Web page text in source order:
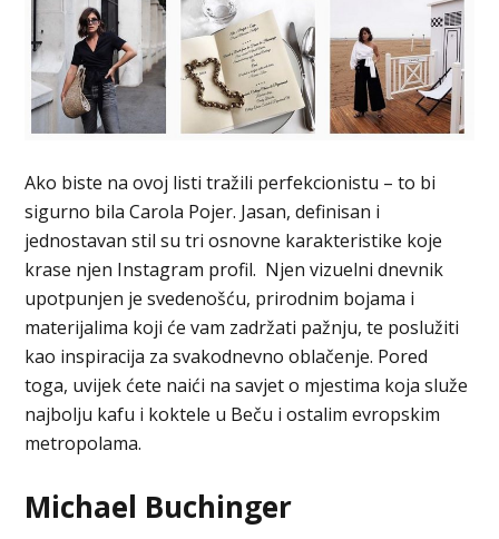
Ako biste na ovoj listi tražili perfekcionistu – to bi
sigurno bila Carola Pojer. Jasan, definisan i
jednostavan stil su tri osnovne karakteristike koje
krase njen Instagram profil. Njen vizuelni dnevnik
upotpunjen je svedenošću, prirodnim bojama i
materijalima koji će vam zadržati pažnju, te poslužiti
kao inspiracija za svakodnevno oblačenje. Pored
toga, uvijek ćete naići na savjet o mjestima koja služe
najbolju kafu i koktele u Beču i ostalim evropskim
metropolama.
Michael Buchinger